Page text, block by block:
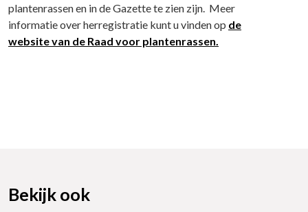
plantenrassen en in de Gazette te zien zijn. Meer
informatie over herregistratie kunt u vinden op de
website van de Raad voor plantenrassen.
Bekijk ook